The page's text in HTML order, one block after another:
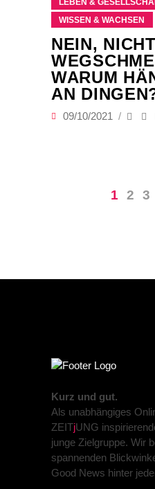
LEBEN &
WISSEN & WACHSEN
NEIN, NICHT
ARUM
N
09/10/2021
1 2 3
Kurz und gut.
Als unabhängiges
ZEITjUNG
junge Zielgruppe. Wir
spannenden
Good News hinter